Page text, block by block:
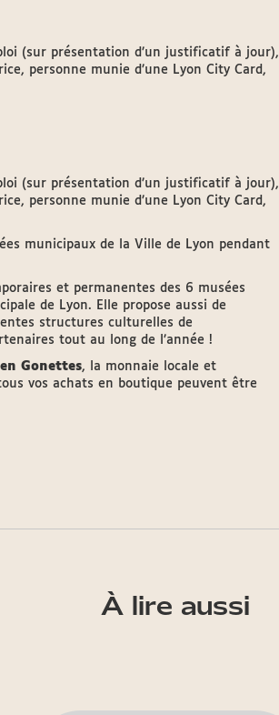
(sur présentation d’un justificatif à jour),
personne munie d’une Lyon City Card,
(sur présentation d’un justificatif à jour),
personne munie d’une Lyon City Card,
municipaux de la Ville de Lyon pendant
et permanentes des 6 musées
de Lyon. Elle propose aussi de
structures culturelles de
tout au long de l’année !
Gonettes, la monnaie locale et
vos achats en boutique peuvent être
À lire aussi